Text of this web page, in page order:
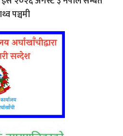
पञ्चमी